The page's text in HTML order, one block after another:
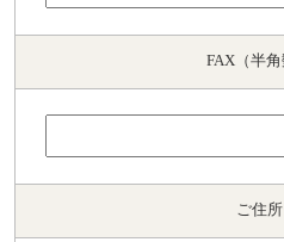
FAX（半角
ご住所